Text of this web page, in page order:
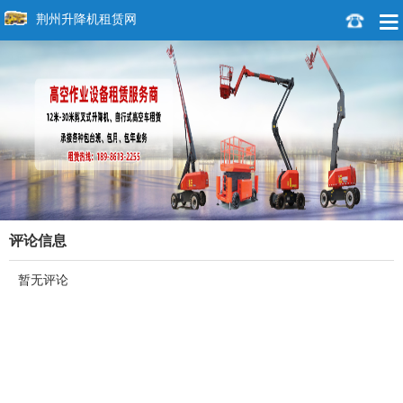
荆州升降机租赁网
评论信息
暂无评论